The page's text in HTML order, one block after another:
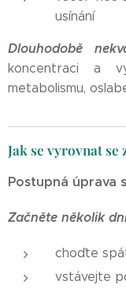
usínání
Dlouhodobě
koncentraci a
metabolismu,
Jak se vyrovnat se
Postupná úprava
Začněte několik
choďte
vstávejte